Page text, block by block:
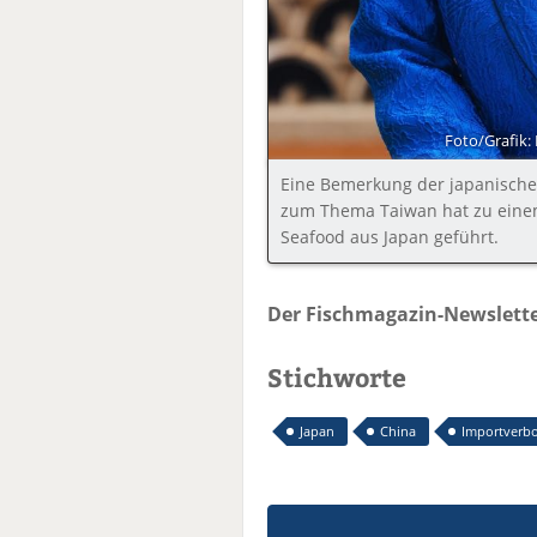
Foto/Grafik:
Eine Bemerkung der
zum Thema Taiwan hat zu
Seafood aus Japan geführt.
Der Fischmagazin-
Stichworte
Japan China